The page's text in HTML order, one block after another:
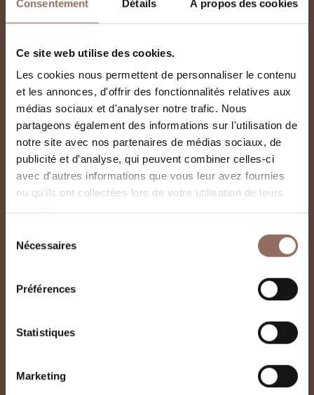
Consentement Détails À propos des cookies
Ce site web utilise des cookies.
Les cookies nous permettent de personnaliser le contenu
et les annonces, d'offrir des fonctionnalités relatives aux
médias sociaux et d'analyser notre trafic. Nous
partageons également des informations sur l'utilisation de
notre site avec nos partenaires de médias sociaux, de
publicité et d'analyse, qui peuvent combiner celles-ci
avec d'autres informations que vous leur avez fournies
ou qu'ils ont collectées lors de votre utilisation de leurs
Nécessaires
Préférences
Statistiques
Marketing
Cantina Comunale Di
La Morra